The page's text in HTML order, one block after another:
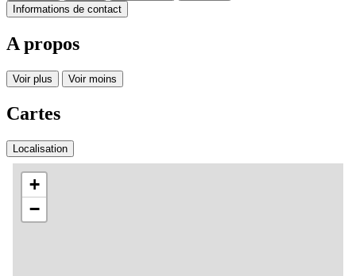
Informations de contact
A propos
Voir plus Voir moins
Cartes
Localisation